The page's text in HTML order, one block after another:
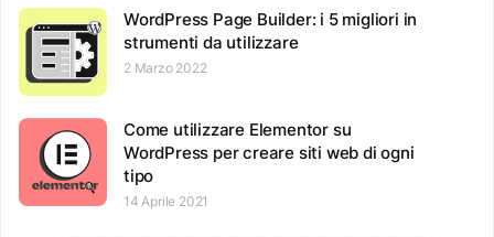
WordPress Page Builder: i 5 migliori in
strumenti da utilizzare
2 Marzo 2022
Come utilizzare Elementor su
WordPress per creare siti web di ogni
tipo
14 Aprile 2021